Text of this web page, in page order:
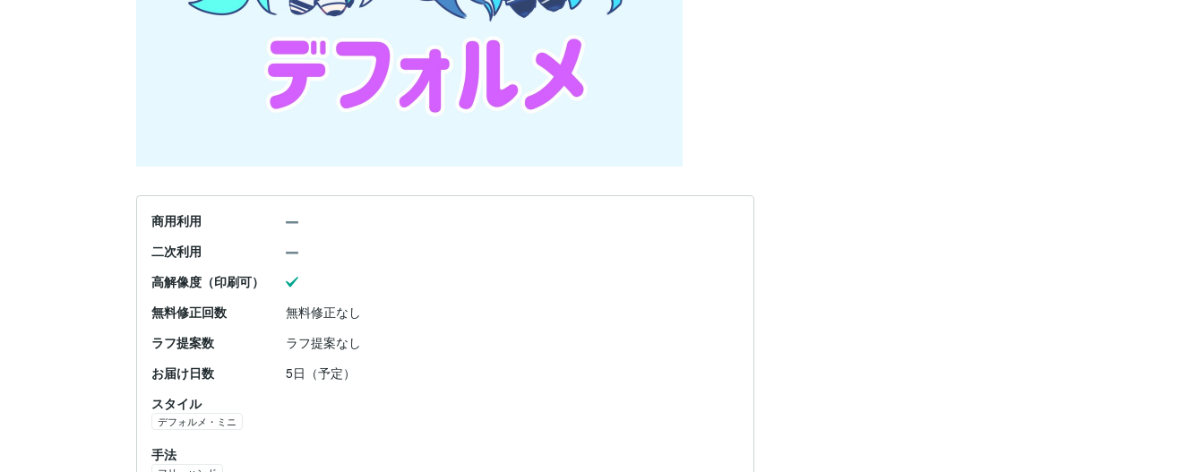
商用利用
二次利用
高解像度（印刷可）
無料修正回数
無料修正なし
ラフ提案数
ラフ提案なし
お届け日数
5日（予定）
スタイル
デフォルメ・ミニ
手法